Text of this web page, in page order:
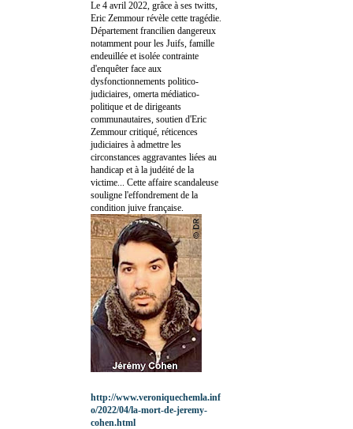
Le 4 avril 2022, grâce à ses twitts,
Eric Zemmour révèle cette tragédie.
Département francilien dangereux
notamment pour les Juifs, famille
endeuillée et isolée contrainte
d'enquêter face aux
dysfonctionnements politico-
judiciaires, omerta médiatico-
politique et de dirigeants
communautaires, soutien d'Eric
Zemmour critiqué, réticences
judiciaires à admettre les
circonstances aggravantes liées au
handicap et à la judéité de la
victime... Cette affaire scandaleuse
souligne l'effondrement de la
condition juive française.
http://www.veroniquechemla.inf
o/2022/04/la-mort-de-jeremy-
cohen.html